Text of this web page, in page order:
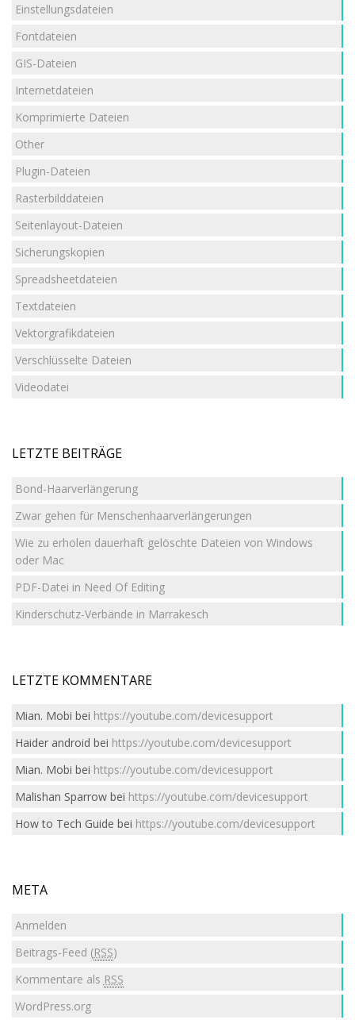
Einstellungsdateien
Fontdateien
GIS-Dateien
Internetdateien
Komprimierte Dateien
Other
Plugin-Dateien
Rasterbilddateien
Seitenlayout-Dateien
Sicherungskopien
Spreadsheetdateien
Textdateien
Vektorgrafikdateien
Verschlüsselte Dateien
Videodatei
LETZTE BEITRÄGE
Bond-Haarverlängerung
Zwar gehen für Menschenhaarverlängerungen
Wie zu erholen dauerhaft gelöschte Dateien von Windows
oder Mac
PDF-Datei in Need Of Editing
Kinderschutz-Verbände in Marrakesch
LETZTE KOMMENTARE
Mian. Mobi bei https://youtube.com/devicesupport
Haider android bei https://youtube.com/devicesupport
Mian. Mobi bei https://youtube.com/devicesupport
Malishan Sparrowbei https://youtube.com/devicesupport
How to Tech Guide bei https://youtube.com/devicesupport
META
Anmelden
Beitrags-Feed (RSS)
Kommentare als RSS
WordPress.org